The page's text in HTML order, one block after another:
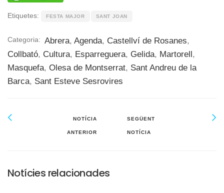
Etiquetes: FESTA MAJOR SANT JOAN
Categoria: Abrera, Agenda, Castellví de Rosanes,
Collbató, Cultura, Esparreguera, Gelida, Martorell,
Masquefa, Olesa de Montserrat, Sant Andreu de la
Barca, Sant Esteve Sesrovires
NOTÍCIA
ANTERIOR
SEGÜENT
NOTÍCIA
Notícies relacionades